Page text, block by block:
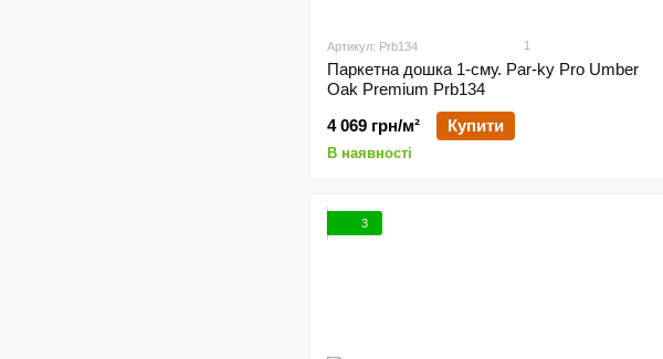
Артикул: Prb134 1
Паркетна дошка 1-сму. Par-ky Pro Umber
Oak Premium Prb134
4 069 грн/м²
Купити
В наявності
3